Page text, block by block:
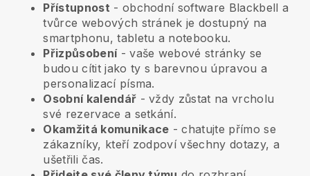
Přístupnost - obchodní software Blackbell a
tvůrce webových stránek je dostupný na
smartphonu, tabletu a notebooku.
Přizpůsobení- vaše webové stránky se
budou cítit jako ty s barevnou úpravou a
personalizací písma.
Osobní kalendář - vždy zůstat na vrcholu
své rezervace a setkání.
Okamžitá komunikace - chatujte přímo se
zákazníky, kteří zodpoví všechny dotazy, a
ušetřili čas.